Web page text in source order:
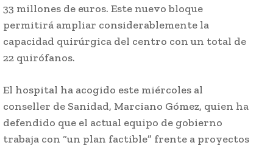
33 millones de euros. Este nuevo bloque
permitirá ampliar considerablemente la
capacidad quirúrgica del centro con un total de
22 quirófanos.
El hospital ha acogido este miércoles al
conseller de Sanidad, Marciano Gómez, quien ha
defendido que el actual equipo de gobierno
trabaja con “un plan factible” frente a proyectos